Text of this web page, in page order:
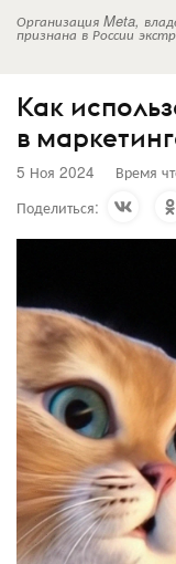
Организация Meta,
признана в России
Как
в
5 Ноя 2024 Время
Поделиться: